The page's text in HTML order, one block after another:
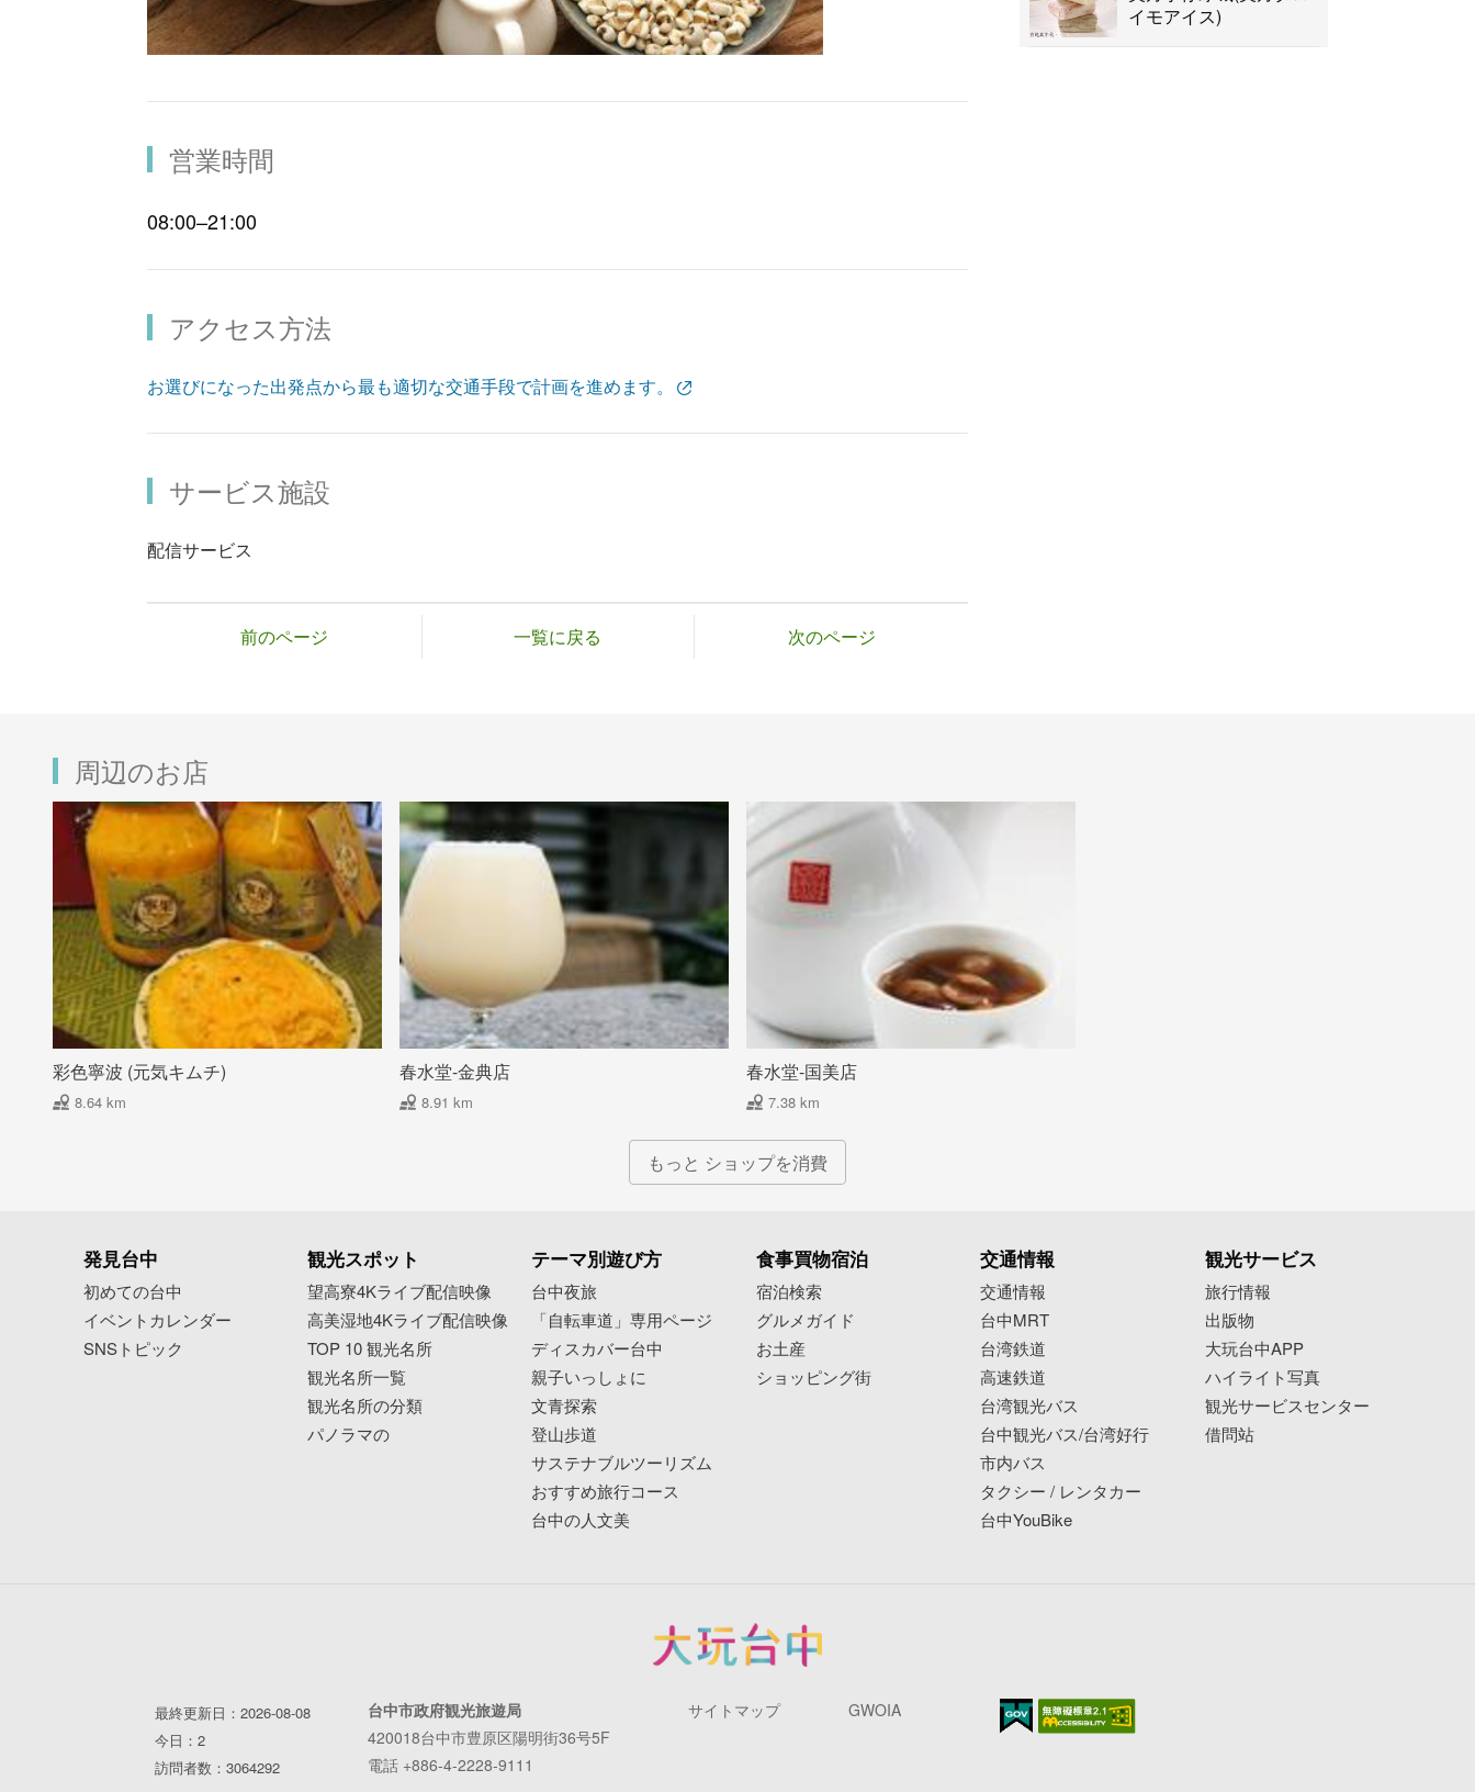
営業時間
08:00–21:00
アクセス方法
お選びになった出発点から最も適切な交通手段で計画を進めます。
サービス施設
配信サービス
前のページ 一覧に戻る 次のページ
イモアイス)
周辺のお店
彩色寧波 (元気キムチ)
8.64 km
春水堂-金典店
8.91 km
春水堂-国美店
7.38 km
もっと ショップを消費
発見台中
初めての台中
イベントカレンダー
SNSトピック
観光スポット
望高寮4Kライブ配信映像
高美湿地4Kライブ配信映像
TOP 10 観光名所
観光名所一覧
観光名所の分類
パノラマの
テーマ別遊び方
台中夜旅
「自転車道」専用ページ
ディスカバー台中
親子いっしょに
文青探索
登山歩道
サステナブルツーリズム
おすすめ旅行コース
台中の人文美
食事買物宿泊
宿泊検索
グルメガイド
お土産
ショッピング街
交通情報
交通情報
台中MRT
台湾鉄道
高速鉄道
台湾観光バス
台中観光バス/台湾好行
市内バス
タクシー / レンタカー
台中YouBike
観光サービス
旅行情報
出版物
大玩台中APP
ハイライト写真
観光サービスセンター
借問站
最終更新日：2026-08-08
今日：2
訪問者数：3064292
台中市政府観光旅遊局
420018台中市豊原区陽明街36号5F
電話 +886-4-2228-9111
サイトマップ GWOIA